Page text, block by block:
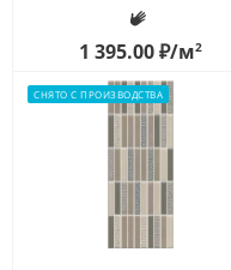
1 395.00₽/м2
СНЯТО С ПРОИЗВОДСТВА